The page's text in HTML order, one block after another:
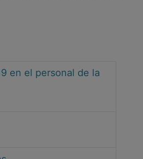
en el personal de la